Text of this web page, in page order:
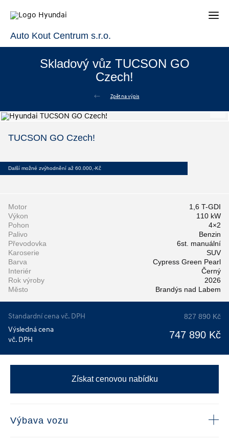
Auto Kout Centrum s.r.o.
Skladový vůz TUCSON GO
Czech!
Zpět na výpis
TUCSON GO Czech!
Další možné zvýhodnění až 60.000,-Kč
Motor
1,6 T-GDI
Výkon
110 kW
Pohon
4×2
Palivo
Benzin
Převodovka
6st. manuální
Karoserie
SUV
Barva
Cypress Green Pearl
Interiér
Černý
Rok výroby
2026
Město
Brandýs nad Labem
Standardní cena vč. DPH 827 890 Kč
Výsledná cena
vč. DPH
747 890 Kč
Získat cenovou nabídku
Výbava vozu